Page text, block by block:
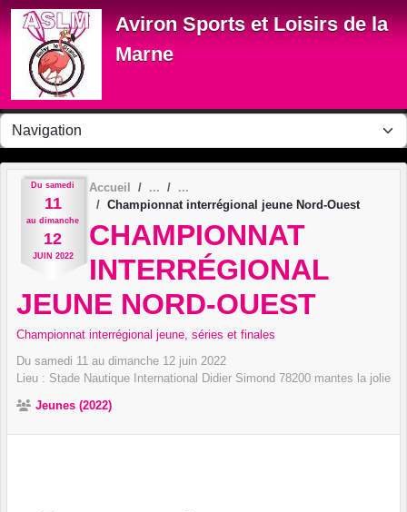
Aviron Sports et Loisirs de la
Marne
Du samedi
11
au dimanche
12
JUIN 2022
Accueil
Championnat interrégional jeune Nord-Ouest
CHAMPIONNAT
INTERRÉGIONAL
JEUNE NORD-OUEST
Championnat interrégional jeune, séries et finales
Du samedi 11 au dimanche 12 juin 2022
Lieu : Stade Nautique International Didier Simond 78200 mantes la jolie
Jeunes (2022)
Panneau de gestion des cookies